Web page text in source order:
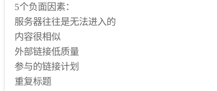
5个负面因素：
服务器往往是无法进入的
内容很相似
外部链接低质量
参与的链接计划
重复标题